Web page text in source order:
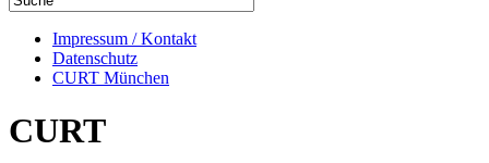
Impressum / Kontakt
Datenschutz
CURT München
CURT